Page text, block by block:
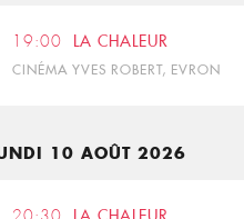
19:00 LA CHALEUR
CINÉMA YVES ROBERT, EVRON
10 AOÛT 2026